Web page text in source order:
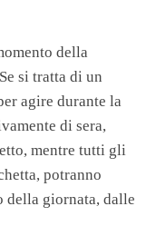
della
si tratta di un
agire durante la
di sera,
mentre tutti gli
potranno
della giornata, dalle